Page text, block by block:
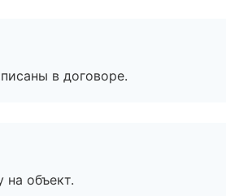
в договоре.
объект.